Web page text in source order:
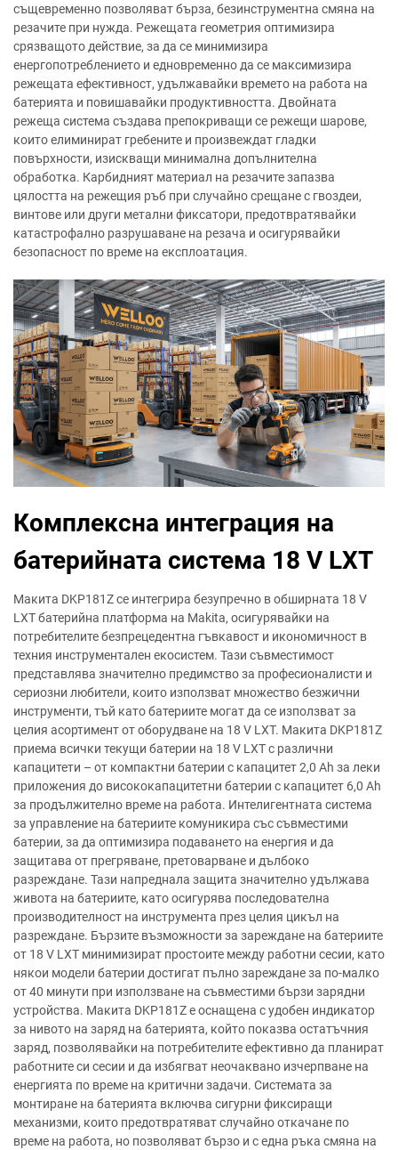
същевременно позволяват бърза, безинструментна смяна на
резачите при нужда. Режещата геометрия оптимизира
срязващото действие, за да се минимизира
енергопотреблението и едновременно да се максимизира
режещата ефективност, удължавайки времето на работа на
батерията и повишавайки продуктивността. Двойната
режеща система създава препокриващи се режещи шарове,
които елиминират гребените и произвеждат гладки
повърхности, изискващи минимална допълнителна
обработка. Карбидният материал на резачите запазва
цялостта на режещия ръб при случайно срещане с гвоздеи,
винтове или други метални фиксатори, предотвратявайки
катастрофално разрушаване на резача и осигурявайки
безопасност по време на експлоатация.
Комплексна интеграция на
батерийната система 18 V LXT
Макита DKP181Z се интегрира безупречно в обширната 18 V
LXT батерийна платформа на Makita, осигурявайки на
потребителите безпрецедентна гъвкавост и икономичност в
техния инструментален екосистем. Тази съвместимост
представлява значително предимство за професионалисти и
сериозни любители, които използват множество безжични
инструменти, тъй като батериите могат да се използват за
целия асортимент от оборудване на 18 V LXT. Макита DKP181Z
приема всички текущи батерии на 18 V LXT с различни
капацитети – от компактни батерии с капацитет 2,0 Ah за леки
приложения до висококапацитетни батерии с капацитет 6,0 Ah
за продължително време на работа. Интелигентната система
за управление на батериите комуникира със съвместими
батерии, за да оптимизира подаването на енергия и да
защитава от прегряване, претоварване и дълбоко
разреждане. Тази напреднала защита значително удължава
живота на батериите, като осигурява последователна
производителност на инструмента през целия цикъл на
разреждане. Бързите възможности за зареждане на батериите
от 18 V LXT минимизират простоите между работни сесии, като
някои модели батерии достигат пълно зареждане за по-малко
от 40 минути при използване на съвместими бързи зарядни
устройства. Макита DKP181Z е оснащена с удобен индикатор
за нивото на заряд на батерията, който показва остатъчния
заряд, позволявайки на потребителите ефективно да планират
работните си сесии и да избягват неочаквано изчерпване на
енергията по време на критични задачи. Системата за
монтиране на батерията включва сигурни фиксиращи
механизми, които предотвратяват случайно откачане по
време на работа, но позволяват бързо и с една ръка смяна на